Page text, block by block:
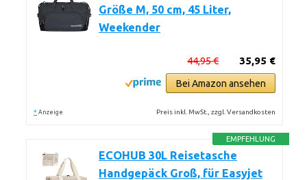
Größe M, 50 cm, 45 Liter,
Weekender
35,95 €
44,95 €
Bei Amazon ansehen
* Anzeige Preis inkl. MwSt., zzgl. Versandkosten
EMPFEHLUNG
ECOHUB 30L Reisetasche
Handgepäck Groß, für Easyjet